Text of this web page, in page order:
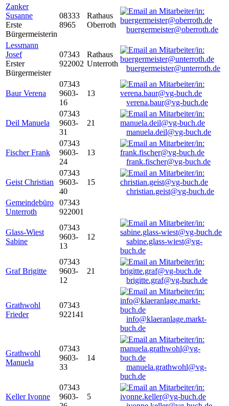
Zanker
Susanne
Erste
Bürgermeisterin
08333
8965
Rathaus
Oberroth
buergermeister@oberroth.de
Lessmann
Josef
Erster
Bürgermeister
07343
922002
Rathaus
Unterroth
buergermeister@unterroth.de
Baur Verena
07343
9603-
16
13
verena.baur@vg-buch.de
Deil Manuela
07343
9603-
31
21
manuela.deil@vg-buch.de
Fischer Frank
07343
9603-
24
13
frank.fischer@vg-buch.de
Geist Christian
07343
9603-
40
15
christian.geist@vg-buch.de
Gemeindebüro
Unterroth
07343
922001
Glass-Wiest
Sabine
07343
9603-
13
12
sabine.glass-wiest@vg-
buch.de
Graf Brigitte
07343
9603-
12
21
brigitte.graf@vg-buch.de
Grathwohl
Frieder
07343
922141
info@klaeranlage.markt-
buch.de
Grathwohl
Manuela
07343
9603-
33
14
manuela.grathwohl@vg-
buch.de
Keller Ivonne
07343
9603-
5